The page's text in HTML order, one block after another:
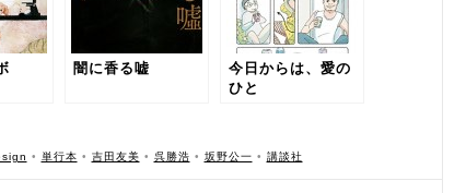
闇に香る嘘
今日からは、愛の
ひと
• 単行本 • 吉田友美 • 呉勝浩 • 坂野公一 • 講談社